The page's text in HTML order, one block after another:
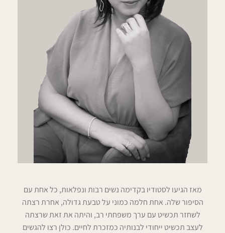
מאז הגיעו לסטודיו בקדימה נשים רבות ונפלאות, כל אחת עם
הסיפור שלה. אחת חלמה כמוני על טבעת גדולה, אחרת רצתה
לשחזר תכשיט עם ערך משפחתי רב, והיתה את זאת שרצתה
לעצב תכשיט ייחודי לבנותיה כמזכרת לחיים. כולן רצו להגשים